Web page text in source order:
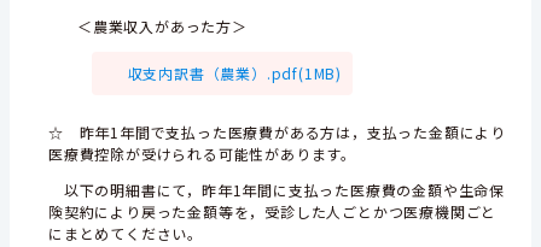
＜農業収入があった方＞
収支内訳書（農業）.pdf(1MB)
☆ 昨年1年間で支払った医療費がある方は，支払った金額により
医療費控除が受けられる可能性があります。
以下の明細書にて，昨年1年間に支払った医療費の金額や生命保
険契約により戻った金額等を，受診した人ごとかつ医療機関ごと
にまとめてください。